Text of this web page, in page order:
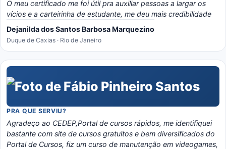
O meu certificado me foi útil pra auxiliar pessoas a largar os
vícios e a carteirinha de estudante, me deu mais credibilidade
Dejanilda dos Santos Barbosa Marquezino
Duque de Caxias · Rio de Janeiro
PRA QUE SERVIU?
Agradeço ao CEDEP,Portal de cursos rápidos, me identifiquei
bastante com site de cursos gratuitos e bem diversificados do
Portal de Cursos, fiz um curso de manutenção em videogames,